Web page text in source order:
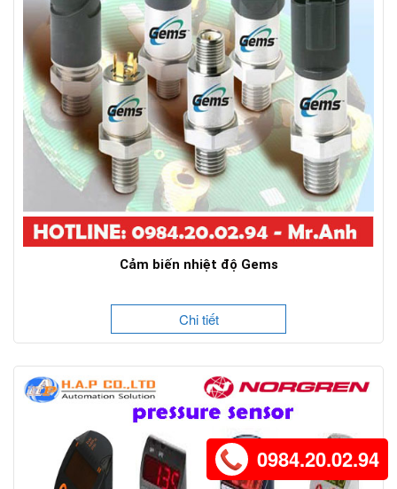
Cảm biến nhiệt độ Gems
Chi tiết
0984.20.02.94